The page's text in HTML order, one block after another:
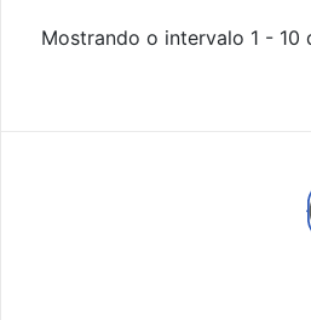
Mostrando o intervalo 1 - 10